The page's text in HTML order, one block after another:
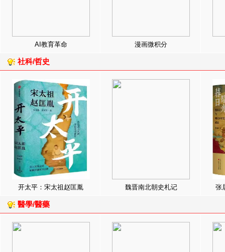
AI教育革命 漫画微积分
社科/哲史
开太平：宋太祖赵匡胤 魏晋南北朝史札记 张
醫學/醫藥